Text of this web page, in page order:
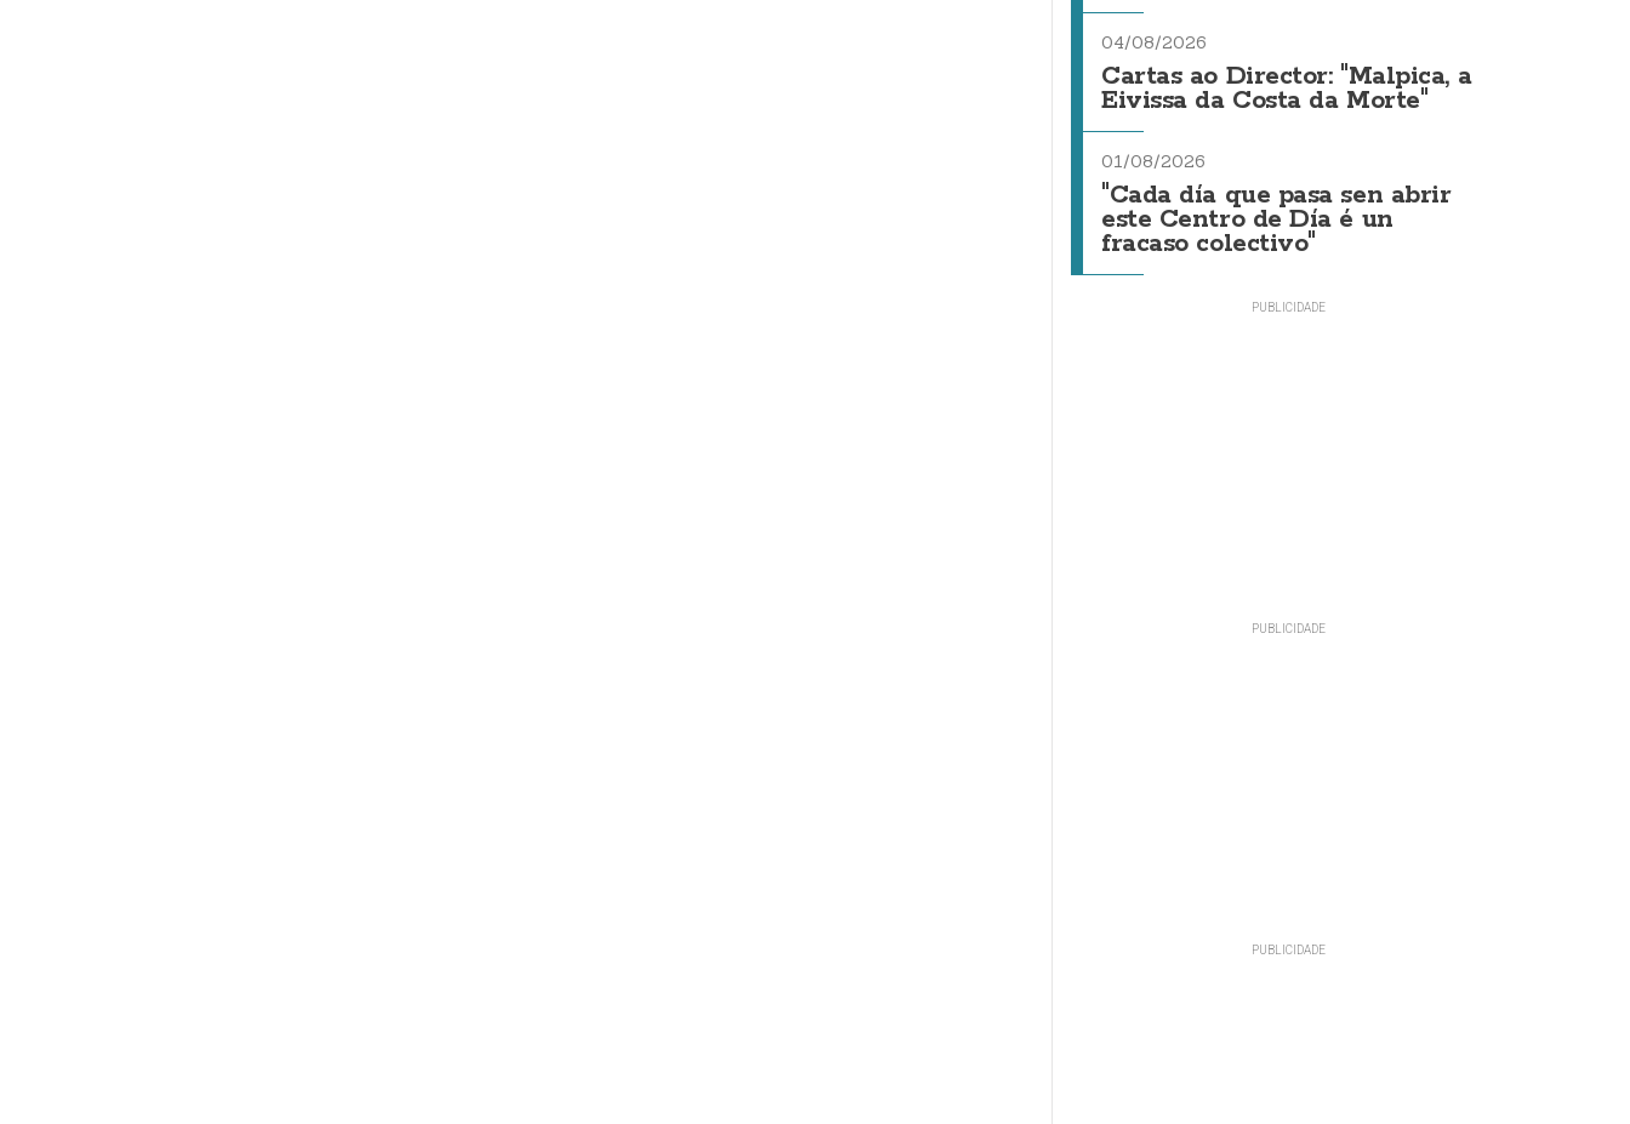
04/08/2026
Cartas ao Director: "Malpica, a
Eivissa da Costa da Morte"
01/08/2026
"Cada día que pasa sen abrir
este Centro de Día é un
fracaso colectivo"